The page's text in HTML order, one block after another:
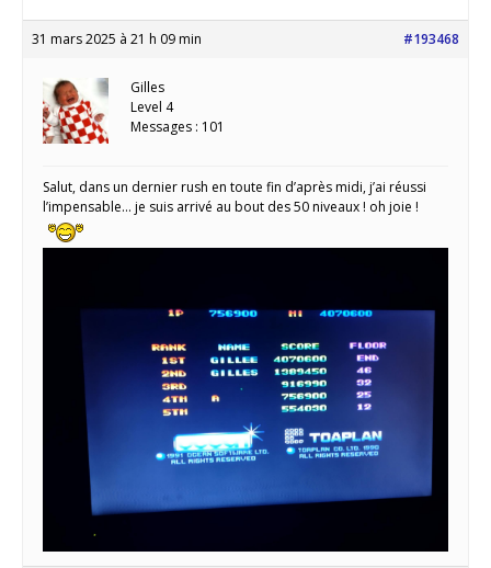
31 mars 2025 à 21 h 09 min #193468
Gilles
Level 4
Messages : 101
Salut, dans un dernier rush en toute fin d’après midi, j’ai réussi
l’impensable… je suis arrivé au bout des 50 niveaux ! oh joie !